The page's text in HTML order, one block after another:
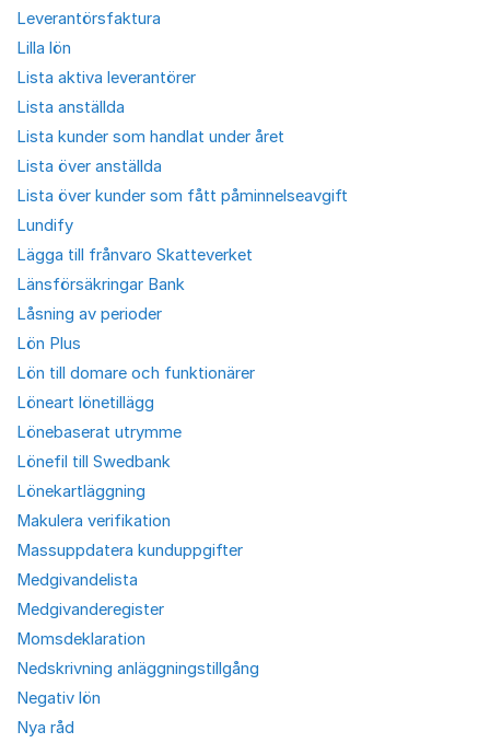
Leverantörsfaktura
Lilla lön
Lista aktiva leverantörer
Lista anställda
Lista kunder som handlat under året
Lista över anställda
Lista över kunder som fått påminnelseavgift
Lundify
Lägga till frånvaro Skatteverket
Länsförsäkringar Bank
Låsning av perioder
Lön Plus
Lön till domare och funktionärer
Löneart lönetillägg
Lönebaserat utrymme
Lönefil till Swedbank
Lönekartläggning
Makulera verifikation
Massuppdatera kunduppgifter
Medgivandelista
Medgivanderegister
Momsdeklaration
Nedskrivning anläggningstillgång
Negativ lön
Nya råd